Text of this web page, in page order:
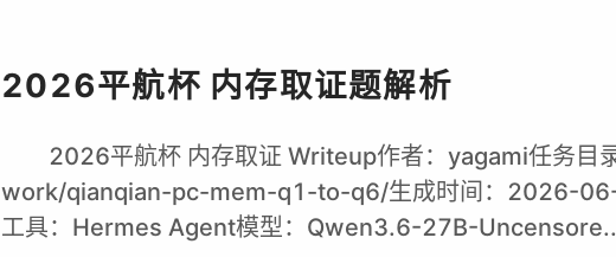
2026平航杯 内存取证题解析
2026平航杯 内存取证 Writeup作者：yagami任务
work/qianqian-pc-mem-q1-to-q6/生成时间：2026-
工具：Hermes Agent模型：Qwen3.6-27B-